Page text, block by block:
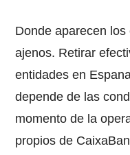
Donde aparecen
ajenos. Retirar
entidades en
depende de las
momento de la
propios de